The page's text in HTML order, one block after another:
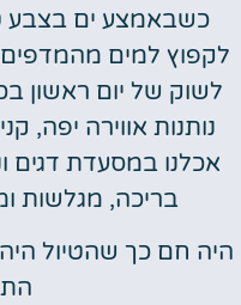
כשבאמצע ים בצבע
לקפוץ למים
לשוק של יום ראשון
נותנות אווירה יפה,
אכלנו במסעדת דגים
בריכה, מגלשות
היה חם כך שהטיול